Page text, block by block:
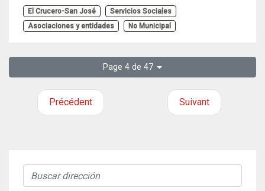
El Crucero-San José
Servicios Sociales
Asociaciones y entidades
No Municipal
Page 4 de 47
Précédent Suivant